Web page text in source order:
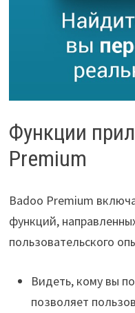
Функции
Premium
Badoo Premium
функций,
пользовательского
Видеть, кому вы
позволяет